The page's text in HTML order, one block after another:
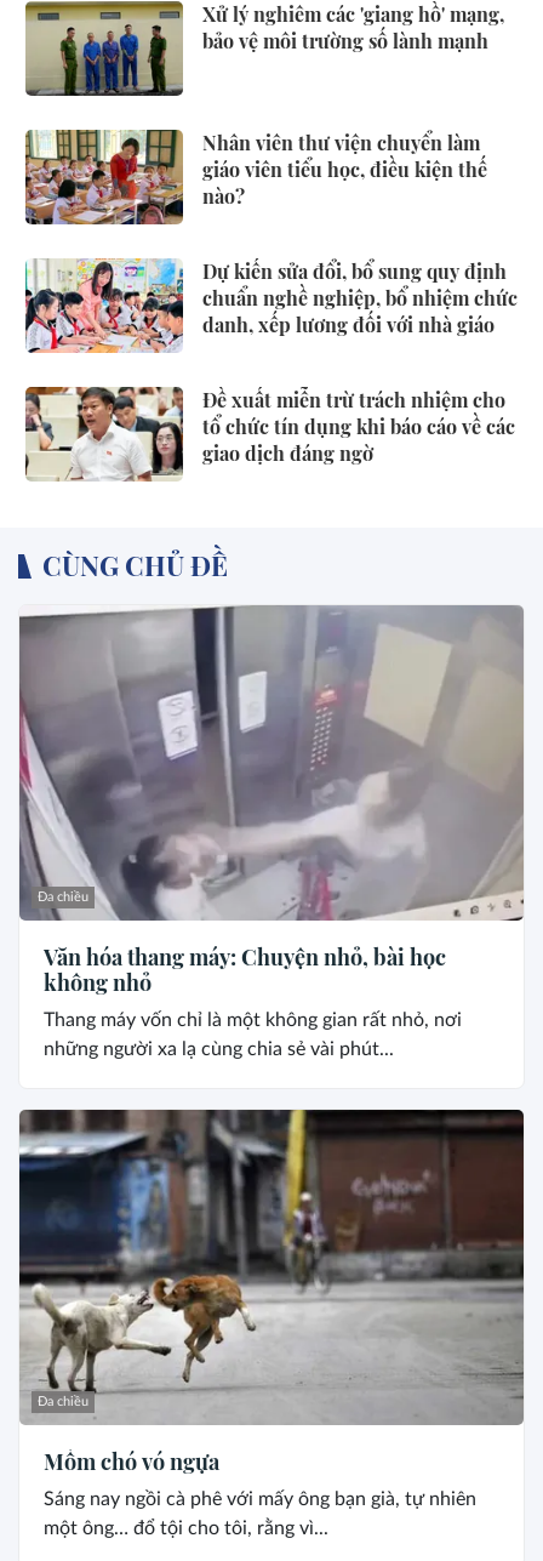
Xử lý nghiêm các 'giang hồ' mạng,
bảo vệ môi trường số lành mạnh
Nhân viên thư viện chuyển làm
giáo viên tiểu học, điều kiện thế
nào?
Dự kiến sửa đổi, bổ sung quy định
chuẩn nghề nghiệp, bổ nhiệm chức
danh, xếp lương đối với nhà giáo
Đề xuất miễn trừ trách nhiệm cho
tổ chức tín dụng khi báo cáo về các
giao dịch đáng ngờ
CÙNG CHỦ ĐỀ
Đa chiều
Văn hóa thang máy: Chuyện nhỏ, bài học
không nhỏ
Thang máy vốn chỉ là một không gian rất nhỏ, nơi
những người xa lạ cùng chia sẻ vài phút...
Đa chiều
Mồm chó vó ngựa
Sáng nay ngồi cà phê với mấy ông bạn già, tự nhiên
một ông… đổ tội cho tôi, rằng vì...